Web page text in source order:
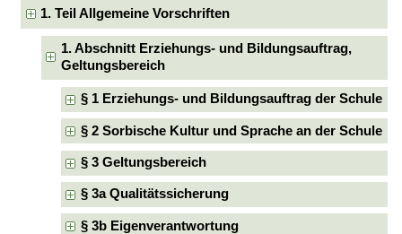
1. Teil Allgemeine Vorschriften
1. Abschnitt Erziehungs- und Bildungsauftrag,
Geltungsbereich
§ 1 Erziehungs- und Bildungsauftrag der Schule
§ 2 Sorbische Kultur und Sprache an der Schule
§ 3 Geltungsbereich
§ 3a Qualitätssicherung
§ 3b Eigenverantwortung